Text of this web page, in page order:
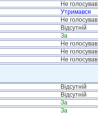
Не голосував
Утримався
Не голосував
Відсутній
За
Не голосував
Не голосував
Не голосував
Відсутній
Відсутній
За
За